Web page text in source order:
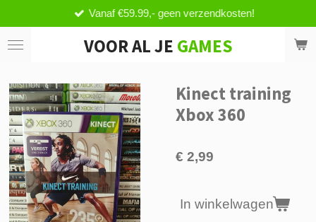
direct
naar
VOOR AL JE GAMES
Vanaf €59.99,- geen verzendkosten!
Kinect training
Xbox 360
€ 2,99
In winkelwagen